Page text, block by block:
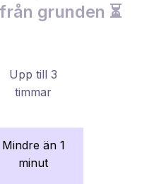
grunden ⏳
Upp till 3
timmar
Mindre än 1
minut